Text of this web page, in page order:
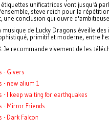
étiquettes unificatrices vont jusqu'à
steve reich pour la
une conclusion qui ouvre
musique de Lucky Dragons éveille
primitif et moderne, entre
Je recommande vivement de les
- Givers
- new alium 1
- I keep waiting for earthquakes
- Mirror Friends
- Dark Falcon